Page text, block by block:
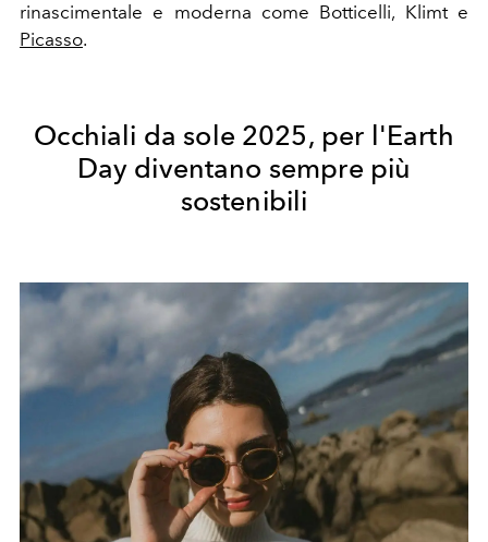
rinascimentale e moderna come Botticelli, Klimt e
Picasso.
Occhiali da sole 2025, per l'Earth
Day diventano sempre più
sostenibili